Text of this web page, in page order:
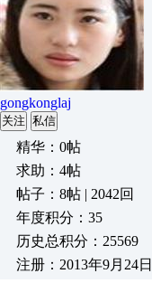
gongkonglaj
关注 私信
精华：0帖
求助：4帖
帖子：8帖 | 2042回
年度积分：35
历史总积分：25569
注册：2013年9月24日